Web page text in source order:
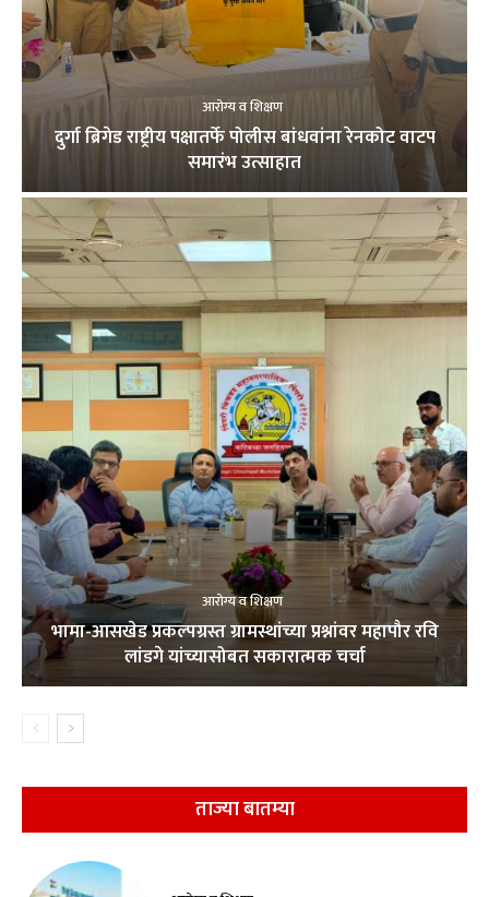
आरोग्य व शिक्षण
दुर्गा ब्रिगेड राष्ट्रीय पक्षातर्फे पोलीस बांधवांना रेनकोट वाटप
समारंभ उत्साहात
आरोग्य व शिक्षण
भामा-आसखेड प्रकल्पग्रस्त ग्रामस्थांच्या प्रश्नांवर महापौर रवि
लांडगे यांच्यासोबत सकारात्मक चर्चा
ताज्या बातम्या